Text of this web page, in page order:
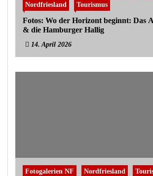
Nordfriesland
Tourismus
Fotos: Wo der Horizont beginnt: Das
& die Hamburger Hallig
14. April 2026
Fotogalerien NF Nordfriesland